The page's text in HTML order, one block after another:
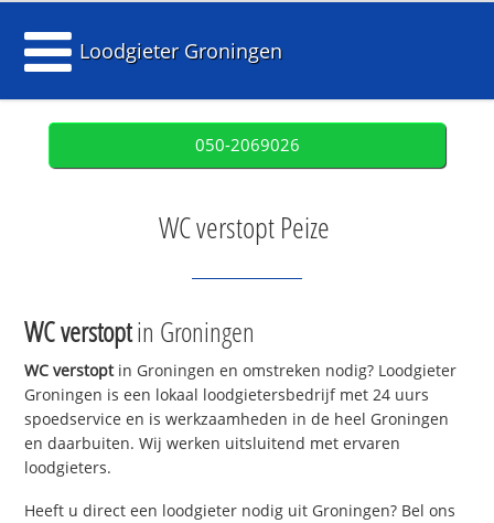
Loodgieter Groningen
050-2069026
WC verstopt Peize
WC verstoptin Groningen
WC verstoptin Groningen en omstreken nodig? Loodgieter
Groningen is een lokaal loodgietersbedrijf met 24 uurs
spoedservice en is werkzaamheden in de heel Groningen
en daarbuiten. Wij werken uitsluitend met ervaren
loodgieters.
Heeft u direct een loodgieter nodig uit Groningen? Bel ons